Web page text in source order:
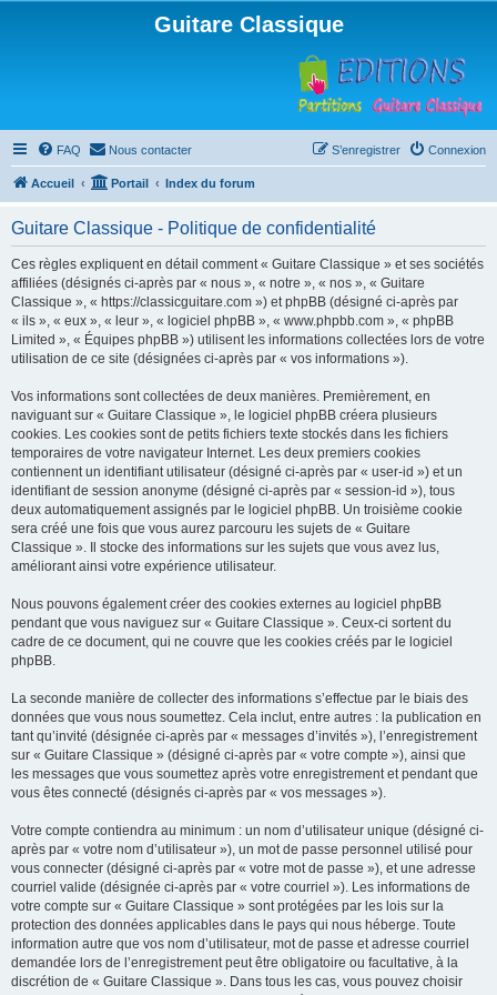
Guitare Classique
FAQ Nous contacter Connexion
S’enregistrer
Accueil Portail Index du forum
Guitare Classique - Politique de confidentialité
Ces règles expliquent en détail comment « Guitare Classique » et ses sociétés
affiliées (désignés ci-après par « nous », « notre », « nos », « Guitare
Classique », « https://classicguitare.com ») et phpBB (désigné ci-après par
« ils », « eux », « leur », « logiciel phpBB », « www.phpbb.com », « phpBB
Limited », « Équipes phpBB ») utilisent les informations collectées lors de votre
utilisation de ce site (désignées ci-après par « vos informations »).
Vos informations sont collectées de deux manières. Premièrement, en
naviguant sur « Guitare Classique », le logiciel phpBB créera plusieurs
cookies. Les cookies sont de petits fichiers texte stockés dans les fichiers
temporaires de votre navigateur Internet. Les deux premiers cookies
contiennent un identifiant utilisateur (désigné ci-après par « user-id ») et un
identifiant de session anonyme (désigné ci-après par « session-id »), tous
deux automatiquement assignés par le logiciel phpBB. Un troisième cookie
sera créé une fois que vous aurez parcouru les sujets de « Guitare
Classique ». Il stocke des informations sur les sujets que vous avez lus,
améliorant ainsi votre expérience utilisateur.
Nous pouvons également créer des cookies externes au logiciel phpBB
pendant que vous naviguez sur « Guitare Classique ». Ceux-ci sortent du
cadre de ce document, qui ne couvre que les cookies créés par le logiciel
phpBB.
La seconde manière de collecter des informations s’effectue par le biais des
données que vous nous soumettez. Cela inclut, entre autres : la publication en
tant qu’invité (désignée ci-après par « messages d’invités »), l’enregistrement
sur « Guitare Classique » (désigné ci-après par « votre compte »), ainsi que
les messages que vous soumettez après votre enregistrement et pendant que
vous êtes connecté (désignés ci-après par « vos messages »).
Votre compte contiendra au minimum : un nom d’utilisateur unique (désigné ci-
après par « votre nom d’utilisateur »), un mot de passe personnel utilisé pour
vous connecter (désigné ci-après par « votre mot de passe »), et une adresse
courriel valide (désignée ci-après par « votre courriel »). Les informations de
votre compte sur « Guitare Classique » sont protégées par les lois sur la
protection des données applicables dans le pays qui nous héberge. Toute
information autre que vos nom d’utilisateur, mot de passe et adresse courriel
demandée lors de l’enregistrement peut être obligatoire ou facultative, à la
discrétion de « Guitare Classique ». Dans tous les cas, vous pouvez choisir